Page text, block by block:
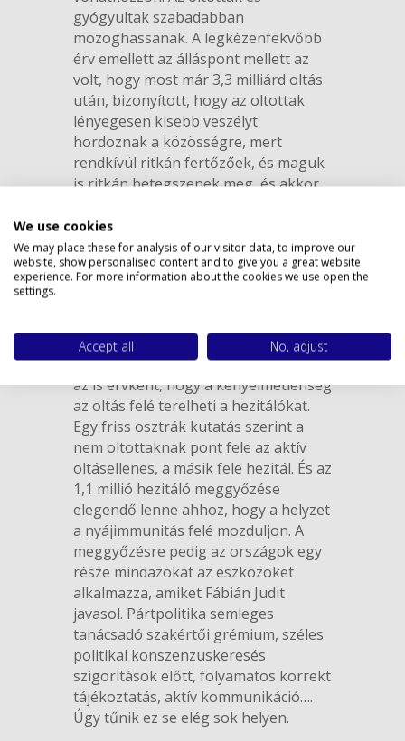
gyógyultak szabadabban
mozoghassanak. A legkézenfekvőbb
érv emellett az álláspont mellett az
volt, hogy most már 3,3 milliárd oltás
után, bizonyított, hogy az oltottak
lényegesen kisebb veszélyt
hordoznak a közösségre, mert
rendkívül ritkán fertőzőek, és maguk
is ritkán betegszenek meg, és akkor
enyhe. Bécsben a tegnapi adatok
szerint például az intenzív
osztályokon ápoltak kevesebb, mint
5%-a oltott. Ők mind súlyos előzetes
nem hatott megfelelően az oltás.
Felmerült a megkülönböztetés mellett
az is érvként, hogy a kényelmetlenség
az oltás felé terelheti a hezitálókat.
Egy friss osztrák kutatás szerint a
nem oltottaknak pont fele az aktív
oltásellenes, a másik fele hezitál. És az
1,1 millió hezitáló meggyőzése
elegendő lenne ahhoz, hogy a helyzet
a nyájimmunitás felé mozduljon. A
meggyőzésre pedig az országok egy
része mindazokat az eszközöket
alkalmazza, amiket Fábián Judit
javasol. Pártpolitika semleges
tanácsadó szakértői grémium, széles
politikai konszenzuskeresés
szigorítások előtt, folyamatos korrekt
tájékoztatás, aktív kommunikáció….
Úgy tűnik ez se elég sok helyen.
We use cookies
We may place these for analysis of our visitor data, to improve our
website, show personalised content and to give you a great website
experience. For more information about the cookies we use open the
settings.
Accept all No, adjust